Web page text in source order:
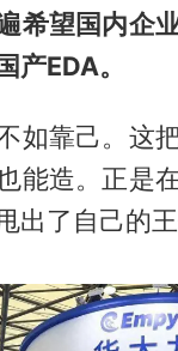
希望国内企
产EDA。
如靠己。这
能造。正是
出了自己的王